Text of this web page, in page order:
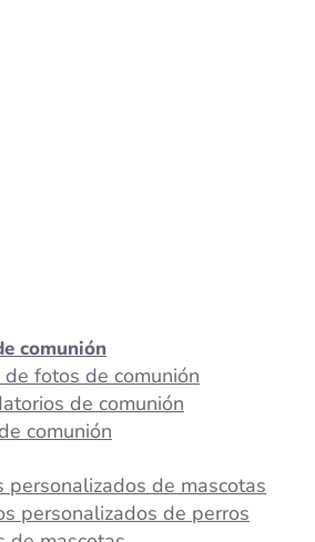
comunión
fotos de comunión
de comunión
comunión
personalizados de mascotas
personalizados de perros